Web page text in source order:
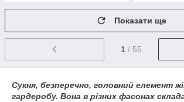
Показати ще
1 / 55
Сукня, безперечно, головний елемент
гардеробу. Вона в різних фасонах